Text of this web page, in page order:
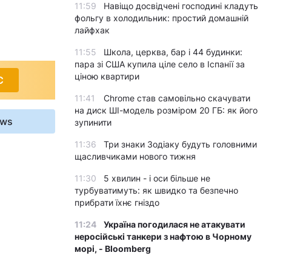
11:59
Навіщо досвідчені господині кладуть
фольгу в холодильник: простий домашній
лайфхак
11:55
Школа, церква, бар і 44 будинки:
пара зі США купила ціле село в Іспанії за
ціною квартири
11:41
Chrome став самовільно скачувати
на диск ШІ-модель розміром 20 ГБ: як його
зупинити
11:36
Три знаки Зодіаку будуть головними
щасливчиками нового тижня
11:30
5 хвилин - і оси більше не
турбуватимуть: як швидко та безпечно
прибрати їхнє гніздо
11:24
Україна погодилася не атакувати
неросійські танкери з нафтою в Чорному
морі, - Bloomberg